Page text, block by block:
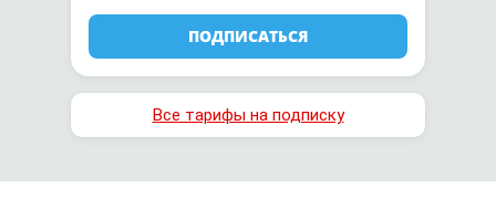
ПОДПИСАТЬСЯ
Все тарифы на подписку